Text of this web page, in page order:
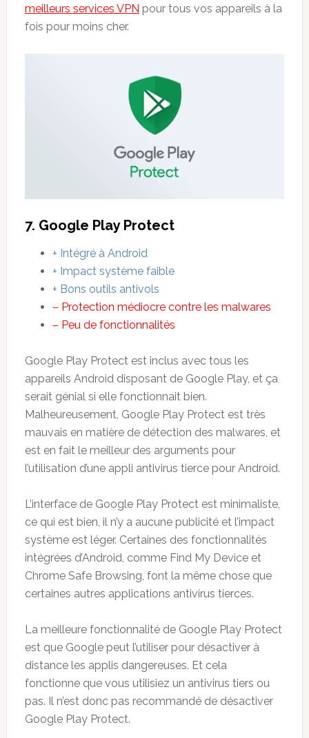
meilleurs services VPN pour tous vos appareils à la
fois pour moins cher.
7. Google Play Protect
+ Intégré à Android
+ Impact système faible
+ Bons outils antivols
– Protection médiocre contre les malwares
– Peu de fonctionnalités
Google Play Protect est inclus avec tous les
appareils Android disposant de Google Play, et ça
serait génial si elle fonctionnait bien.
Malheureusement, Google Play Protect est très
mauvais en matière de détection des malwares, et
est en fait le meilleur des arguments pour
l’utilisation d’une appli antivirus tierce pour Android.
L’interface de Google Play Protect est minimaliste,
ce qui est bien, il n’y a aucune publicité et l’impact
système est léger. Certaines des fonctionnalités
intégrées d’Android, comme Find My Device et
Chrome Safe Browsing, font la même chose que
certaines autres applications antivirus tierces.
La meilleure fonctionnalité de Google Play Protect
est que Google peut l’utiliser pour désactiver à
distance les applis dangereuses. Et cela
fonctionne que vous utilisiez un antivirus tiers ou
pas. Il n’est donc pas recommandé de désactiver
Google Play Protect.